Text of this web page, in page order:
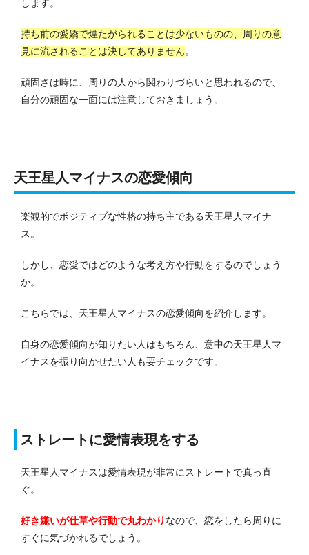
します。
持ち前の愛嬌で煙たがられることは少ないものの、周りの意
見に流されることは決してありません。
頑固さは時に、周りの人から関わりづらいと思われるので、
自分の頑固な一面には注意しておきましょう。
天王星人マイナスの恋愛傾向
楽観的でポジティブな性格の持ち主である天王星人マイナ
ス。
しかし、恋愛ではどのような考え方や行動をするのでしょう
か。
こちらでは、天王星人マイナスの恋愛傾向を紹介します。
自身の恋愛傾向が知りたい人はもちろん、意中の天王星人マ
イナスを振り向かせたい人も要チェックです。
ストレートに愛情表現をする
天王星人マイナスは愛情表現が非常にストレートで真っ直
ぐ。
好き嫌いが仕草や行動で丸わかり なので、恋をしたら周りに
すぐに気づかれるでしょう。